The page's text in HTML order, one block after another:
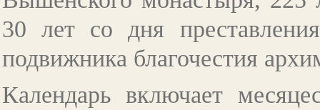
30 лет со дня
подвижника благочестия
Календарь включает